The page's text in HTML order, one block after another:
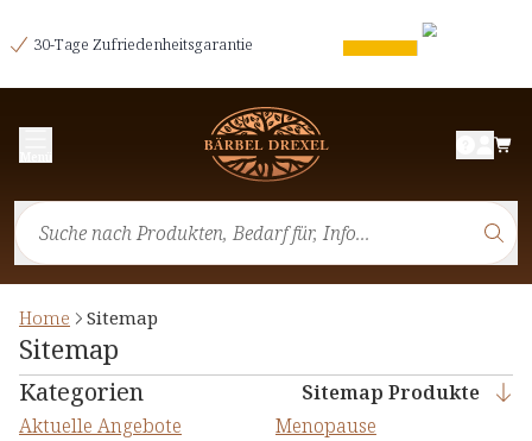
30-Tage Zufriedenheitsgarantie
Home Sitemap
Sitemap
Kategorien
Sitemap Produkte
Aktuelle Angebote
Menopause